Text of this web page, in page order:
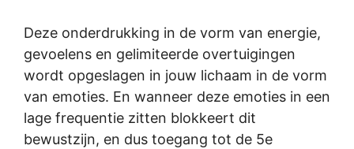
Deze onderdrukking in de vorm van energie,
gevoelens en gelimiteerde overtuigingen
wordt opgeslagen in jouw lichaam in de vorm
van emoties. En wanneer deze emoties in een
lage frequentie zitten blokkeert dit
bewustzijn, en dus toegang tot de 5e